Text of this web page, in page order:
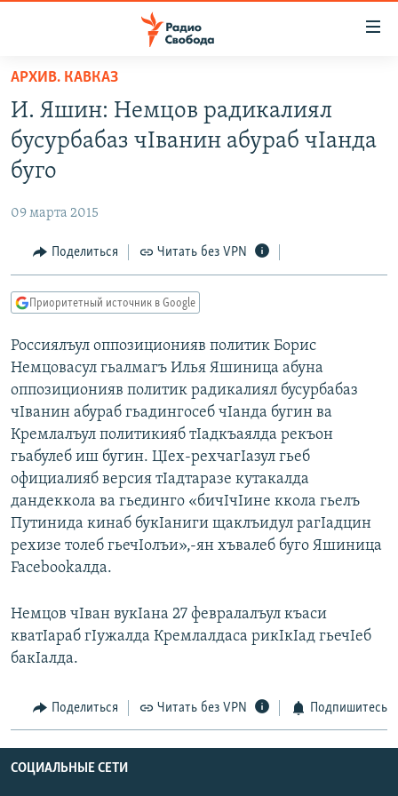
упрощенного
доступа
Вернуться
основному
Вернутся
Вернутся
поиску
ПОДКАСТЫ
АВТОРСКИЕ ПРОЕКТЫ
МНЕНИЯ
КУЛЬТУРА
КАВКАЗ.РЕАЛИИ
СЕВЕР.РЕАЛИИ
СИБИРЬ.РЕАЛИИ
РАСПИСАНИЕ ВЕЩАНИЯ
ПОДПИШИТЕСЬ НА РАССЫЛКУ
Все сайты РСЕ/РС
АРХИВ. КАВКАЗ
И. Яшин: Немцов радикалиял
бусурбабаз чIванин абураб чIанда
буго
09 марта 2015
Поделиться Читать без VPN
Приоритетный источник в Google
Россиялъул оппозиционияв политик Борис
Немцовасул гьалмагъ Илья Яшиница абуна
оппозиционияв политик радикалиял бусурбабаз
чIванин абураб гьадингосеб чIанда бугин ва
Кремлалъул политикияб тIадкъаялда рекъон
гьабулеб иш бугин. ЦIех-рехчагIазул гьеб
официалияб версия тIадтаразе кутакалда
дандеккола ва гьединго «бичIчIине ккола гьелъ
Путинида кинаб букIаниги щаклъидул рагIадцин
рехизе толеб гьечIолъи»,-ян хъвалеб буго Яшиница
Facebookалда.
Немцов чIван вукIана 27 февралалъул къаси
кватIараб гIужалда Кремлалдаса рикIкIад гьечIеб
бакIалда.
Поделиться Читать без VPN Подпишитесь
СОЦИАЛЬНЫЕ СЕТИ